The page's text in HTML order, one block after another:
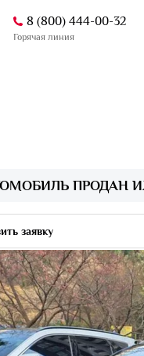
8 (800) 444-00-32
Горячая линия
ПРОДАН
заявку